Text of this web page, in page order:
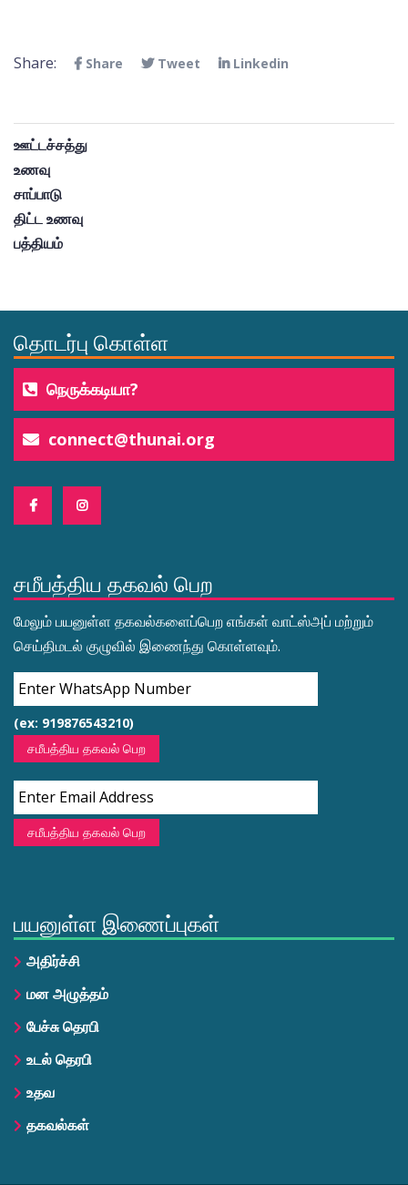
Share: Share Tweet Linkedin
ஊட்டச்சத்து
உணவு
சாப்பாடு
திட்ட உணவு
பத்தியம்
தொடர்பு கொள்ள
நெருக்கடியா?
connect@thunai.org
சமீபத்திய தகவல் பெற
மேலும் பயனுள்ள தகவல்களைப்பெற எங்கள் வாட்ஸ்அப் மற்றும்
செய்திமடல் குழுவில் இணைந்து கொள்ளவும்.
(ex: 919876543210)
சமீபத்திய தகவல் பெற
சமீபத்திய தகவல் பெற
பயனுள்ள இணைப்புகள்
அதிர்ச்சி
மன அழுத்தம்
பேச்சு தெரபி
உடல் தெரபி
உதவ
தகவல்கள்